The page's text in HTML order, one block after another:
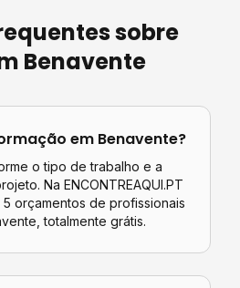
sobre
Benavente
em Benavente?
o tipo de trabalho e a
Na ENCONTREAQUI.PT
orçamentos de profissionais
, totalmente grátis.